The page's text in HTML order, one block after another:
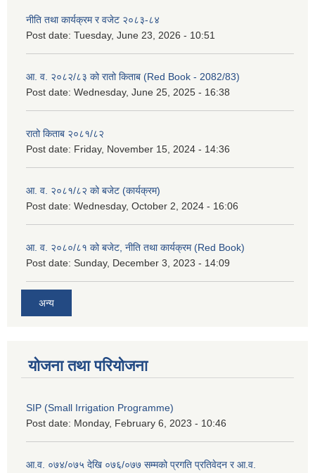
नीति तथा कार्यक्रम र वजेट २०८३-८४
Post date: Tuesday, June 23, 2026 - 10:51
आ. व. २०८२/८३ को रातो किताब (Red Book - 2082/83)
Post date: Wednesday, June 25, 2025 - 16:38
रातो किताब २०८१/८२
Post date: Friday, November 15, 2024 - 14:36
आ. व. २०८१/८२ को बजेट (कार्यक्रम)
Post date: Wednesday, October 2, 2024 - 16:06
आ. व. २०८०/८१ को बजेट, नीति तथा कार्यक्रम (Red Book)
Post date: Sunday, December 3, 2023 - 14:09
अन्य
योजना तथा परियोजना
SIP (Small Irrigation Programme)
Post date: Monday, February 6, 2023 - 10:46
आ.व. ०७४/०७५ देखि ०७६/०७७ सम्मको प्रगति प्रतिवेदन र आ.व.